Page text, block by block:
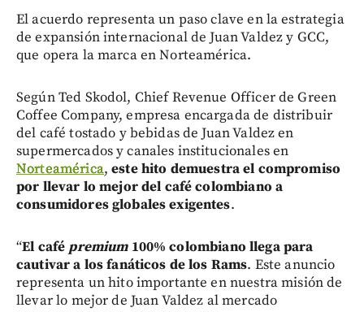
El acuerdo representa un paso clave en la estrategia
de expansión internacional de Juan Valdez y GCC,
que opera la marca en Norteamérica.
Según Ted Skodol, Chief Revenue Officer de Green
Coffee Company, empresa encargada de distribuir
del café tostado y bebidas de Juan Valdez en
supermercados y canales institucionales en
Norteamérica,este hito demuestra el compromiso
por llevar lo mejor del café colombiano a
consumidores globales exigentes.
“El café premium 100% colombiano llega para
cautivar a los fanáticos de los Rams. Este anuncio
representa un hito importante en nuestra misión de
llevar lo mejor de Juan Valdez al mercado